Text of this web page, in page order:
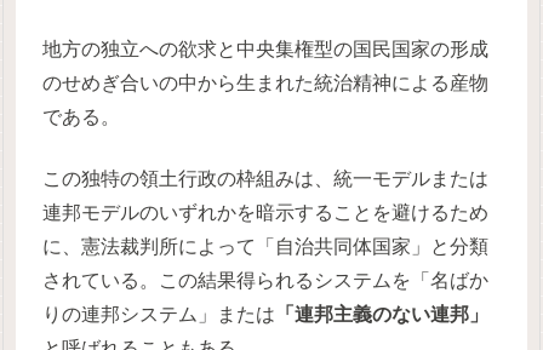
地方の独立への欲求と中央集権型の国民国家の形成
のせめぎ合いの中から生まれた統治精神による産物
である。
この独特の領土行政の枠組みは、統一モデルまたは
連邦モデルのいずれかを暗示することを避けるため
に、憲法裁判所によって「自治共同体国家」と分類
されている。この結果得られるシステムを「名ばか
りの連邦システム」または 「連邦主義のない連邦」